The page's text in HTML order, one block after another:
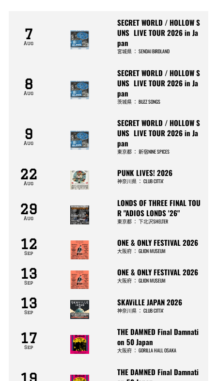
7
Aug
SECRET WORLD / HOLLOW S
UNS LIVE TOUR 2026 in Ja
pan
宮城県 ：SENDAI BIRDLAND
8
Aug
SECRET WORLD / HOLLOW S
UNS LIVE TOUR 2026 in Ja
pan
茨城県 ：BUZZ SONGS
9
Aug
SECRET WORLD / HOLLOW S
UNS LIVE TOUR 2026 in Ja
pan
東京都 ：新宿NINE SPICES
22
Aug
PUNK LIVES! 2026
神奈川県 ：CLUB CITTA’
29
Aug
LONDS OF THREE FINAL TOU
R "ADIOS LONDS '26"
東京都 ：下北沢SHELTER
12
Sep
ONE & ONLY FESTIVAL 2026
大阪府 ：GLION MUSEUM
13
Sep
ONE & ONLY FESTIVAL 2026
大阪府 ：GLION MUSEUM
13
Sep
SKAViLLE JAPAN 2026
神奈川県 ：CLUB CITTA’
17
Sep
THE DAMNED Final Damnati
on 50 Japan
大阪府 ：GORILLA HALL OSAKA
19
THE DAMNED Final Damnati